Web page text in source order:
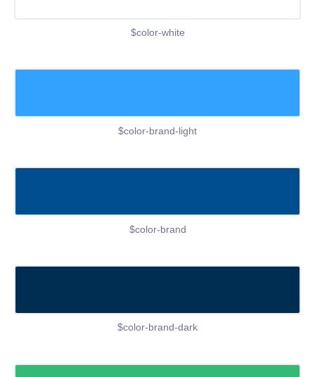
$color-white
$color-brand-light
$color-brand
$color-brand-dark